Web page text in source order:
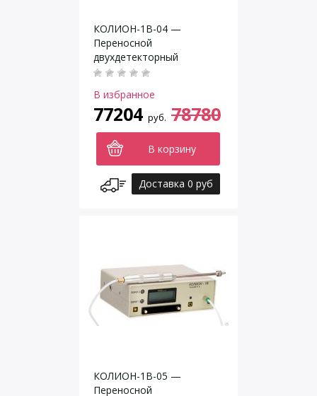
КОЛИОН-1В-04 —
Переносной
двухдетекторный
газоанализатор
В избранное
77204 руб. 78780
В корзину
Доставка 0 руб
КОЛИОН-1В-05 —
Переносной